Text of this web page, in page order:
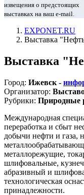
извещения о предстоящих
выставках на ваш e-mail.
EXPONET.RU
Выставка
Выставка
Город: Ижевск -
Организатор:
Рубрики: Природные
Международная
переработка и сбыт
добычи нефти и газа,
металлорежущие,
шлифовальные,
абразивный и
технологическая
принадлежности.